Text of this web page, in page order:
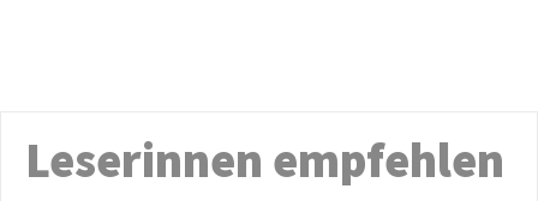
Leserinnen empfehlen